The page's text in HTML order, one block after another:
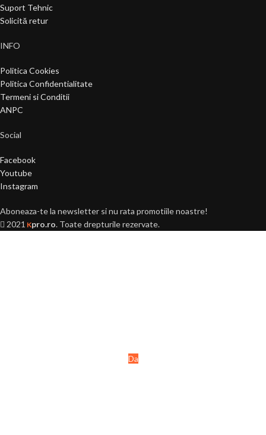
Suport Tehnic
Solicită retur
INFO
Politica Cookies
Politica Confidentialitate
Termeni si Conditii
ANPC
Social
Facebook
Youtube
Instagram
Aboneaza-te la newsletter si nu rata promotiile noastre!
2021 Kpro.ro. Toate drepturile rezervate.
Da